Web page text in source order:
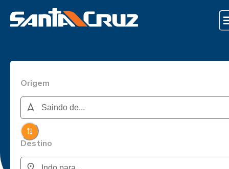
Origem
Destino